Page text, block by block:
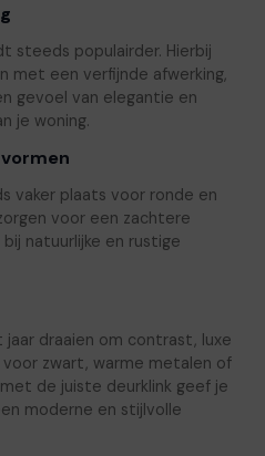
steeds populairder. Hierbij
met een verfijnde afwerking,
gevoel van elegantie en
je woning.
vaker plaats voor ronde en
voor een zachtere
natuurlijke en rustige
draaien om contrast, luxe
zwart, warme metalen of
de juiste deurklink geef je
moderne en stijlvolle